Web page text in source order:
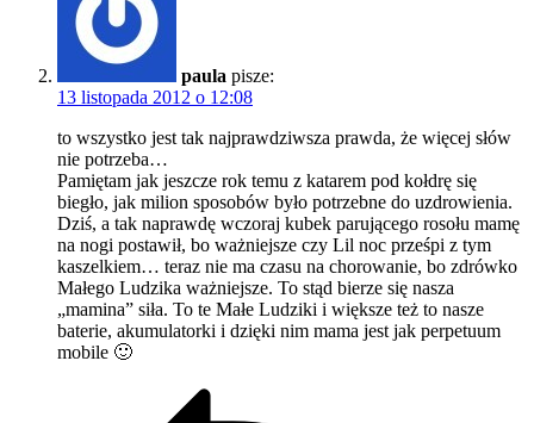
paula pisze:
13 listopada 2012 o 12:08
to wszystko jest tak najprawdziwsza prawda, że więcej słów
nie potrzeba…
Pamiętam jak jeszcze rok temu z katarem pod kołdrę się
biegło, jak milion sposobów było potrzebne do uzdrowienia.
Dziś, a tak naprawdę wczoraj kubek parującego rosołu mamę
na nogi postawił, bo ważniejsze czy Lil noc prześpi z tym
kaszelkiem… teraz nie ma czasu na chorowanie, bo zdrówko
Małego Ludzika ważniejsze. To stąd bierze się nasza
„mamina” siła. To te Małe Ludziki i większe też to nasze
baterie, akumulatorki i dzięki nim mama jest jak perpetuum
mobile 🙂